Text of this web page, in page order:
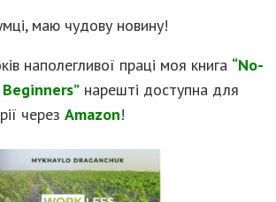
маю чудову новину!
наполегливої праці моя книга “No-
нарешті доступна для
через Amazon!